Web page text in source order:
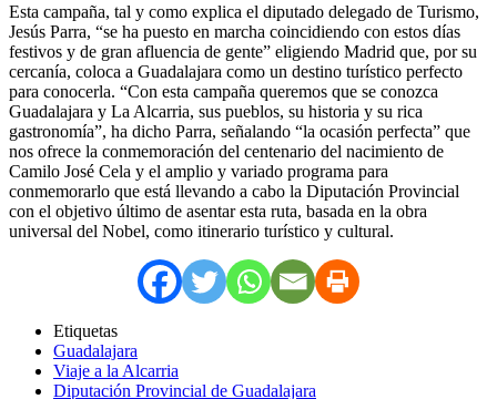
Esta campaña, tal y como explica el diputado delegado de Turismo,
Jesús Parra, “se ha puesto en marcha coincidiendo con estos días
festivos y de gran afluencia de gente” eligiendo Madrid que, por su
cercanía, coloca a Guadalajara como un destino turístico perfecto
para conocerla. “Con esta campaña queremos que se conozca
Guadalajara y La Alcarria, sus pueblos, su historia y su rica
gastronomía”, ha dicho Parra, señalando “la ocasión perfecta” que
nos ofrece la conmemoración del centenario del nacimiento de
Camilo José Cela y el amplio y variado programa para
conmemorarlo que está llevando a cabo la Diputación Provincial
con el objetivo último de asentar esta ruta, basada en la obra
universal del Nobel, como itinerario turístico y cultural.
Etiquetas
Guadalajara
Viaje a la Alcarria
Diputación Provincial de Guadalajara